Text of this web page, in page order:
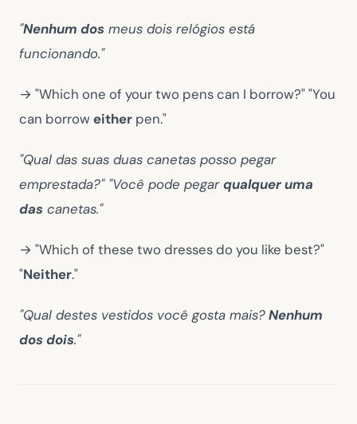
"Nenhum dos meus dois relógios está
funcionando."
→ "Which one of your two pens can I borrow?" "You
can borrow either pen."
"Qual das suas duas canetas posso pegar
emprestada?" "Você pode pegarqualquer uma
das canetas."
→ "Which of these two dresses do you like best?"
"Neither."
"Qual destes vestidos você gosta mais?Nenhum
dos dois."